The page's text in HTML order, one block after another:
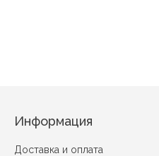
Информация
Доставка и оплата